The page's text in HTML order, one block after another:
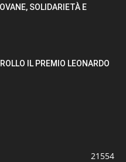
SOLIDARIETÀ E
IL PREMIO LEONARDO
21554